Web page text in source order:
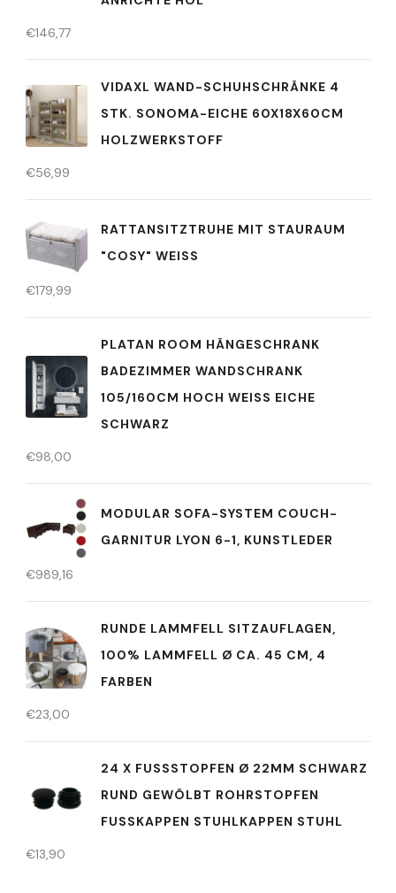
€146,77
VIDAXL WAND-SCHUHSCHRÄNKE 4
STK. SONOMA-EICHE 60X18X60CM
HOLZWERKSTOFF
€56,99
RATTANSITZTRUHE MIT STAURAUM
"COSY" WEISS
€179,99
PLATAN ROOM HÄNGESCHRANK
BADEZIMMER WANDSCHRANK
105/160CM HOCH WEISS EICHE S
CHWARZ
€98,00
MODULAR SOFA-SYSTEM COUCH-
GARNITUR LYON 6-1, KUNSTLEDER
€989,16
RUNDE LAMMFELL SITZAUFLAGEN,
100% LAMMFELL Ø CA. 45 CM, 4
FARBEN
€23,00
24 X FUSSSTOPFEN Ø 22MM SCHWARZ
RUND GEWÖLBT ROHRSTOPFEN
FUSSKAPPEN STUHLKAPPEN STUHL
€13,90